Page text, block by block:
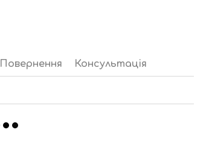
Повернення Консультація